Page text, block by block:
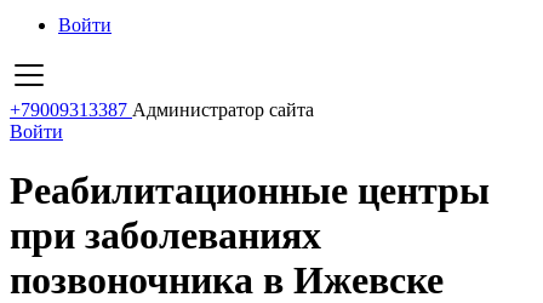
Войти
+79009313387 Администратор сайта
Войти
Реабилитационные центры
при заболеваниях
позвоночника в Ижевске